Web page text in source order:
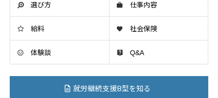
選び方 仕事内容
給料 社会保険
体験談 Q&A
就労継続支援B型を知る